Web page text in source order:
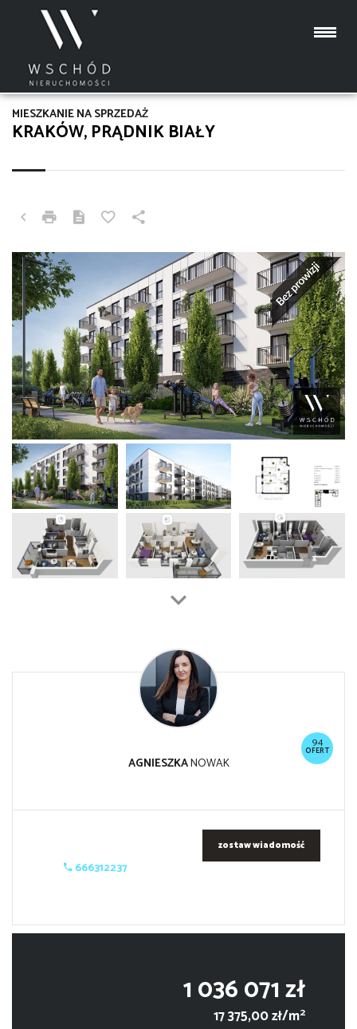
KRAKÓW, PRĄDNIK BIAŁY
MIESZKANIE NA SPRZEDAŻ
94
OFERT
AGNIESZKANOWAK
666312237
zostaw wiadomość
1 036 071 zł
17 375,00 zł/m2